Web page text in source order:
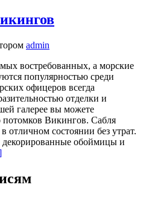
admin
востребованных, а морские
популярностью среди
офицеров всегда
отделки и
галерее вы можете
Викингов. Сабля
отличном состоянии без утрат.
декорированные обоймицы и